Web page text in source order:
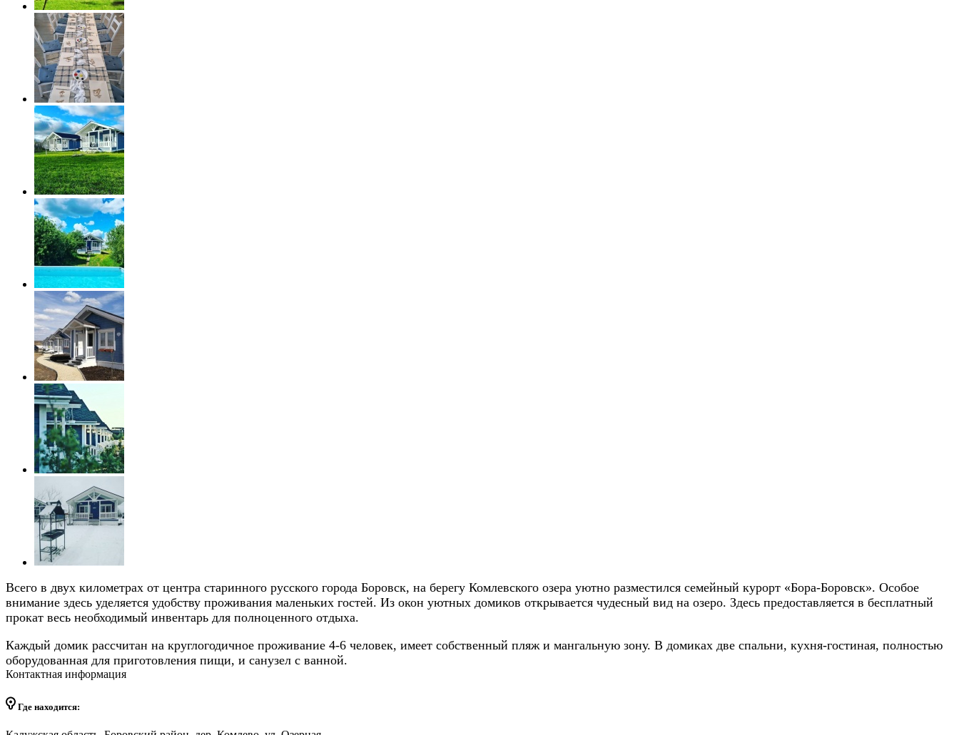
Всего в двух километрах от центра старинного русского города Боровск, на берегу Комлевского озера уютно разместился семейный курорт «Бора-Боровск». Особое
внимание здесь уделяется удобству проживания маленьких гостей. Из окон уютных домиков открывается чудесный вид на озеро. Здесь предоставляется в бесплатный
прокат весь необходимый инвентарь для полноценного отдыха.
Каждый домик рассчитан на круглогодичное проживание 4-6 человек, имеет собственный пляж и мангальную зону. В домиках две спальни, кухня-гостиная, полностью
оборудованная для приготовления пищи, и санузел с ванной.
Контактная информация
Где находится: